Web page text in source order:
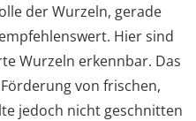
der Wurzeln, gerade
Hier sind
Wurzeln erkennbar. Das
von frischen,
jedoch nicht geschnitten